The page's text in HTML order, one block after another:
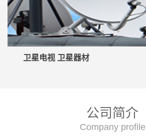
卫星电视 卫星器材
公司简介
Company profile